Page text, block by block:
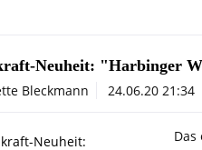
Neuheit: "Harbinger
Bleckmann 24.06.20 21:34
Das